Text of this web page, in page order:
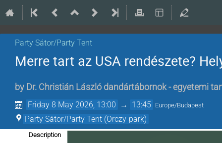
Party Sátor/Party Tent
Merre tart az USA rendészete?
by Dr. Christián László dandártábornok - egyetemi
Friday 8 May 2026, 13:00 → 13:45 Europe/Budapest
Party Sátor/Party Tent (Orczy-park)
Description